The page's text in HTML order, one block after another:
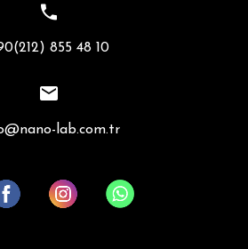
855 48 10
lab.com.tr